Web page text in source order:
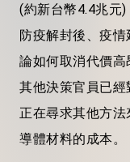
(約新台幣4.4兆元
防疫解封後、疫
論如何取消代價高
其他決策官員已經
正在尋求其他方
導體材料的成本。